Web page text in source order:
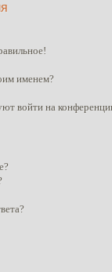
именем?
войти на